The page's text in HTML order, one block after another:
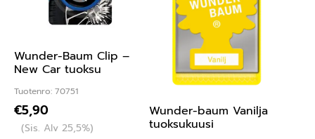
Wunder-Baum Clip –
New Car tuoksu
Tuotenro: 70751
€5,90
(Sis. Alv 25,5%)
Wunder-baum Vanilja
tuoksukuusi